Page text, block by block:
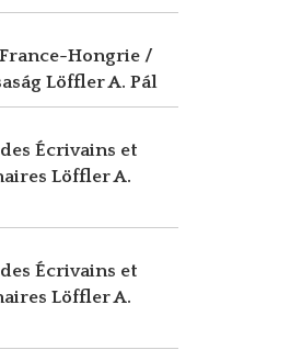
Hongrie /
Löffler A. Pál
Écrivains et
Löffler A.
Écrivains et
Löffler A.